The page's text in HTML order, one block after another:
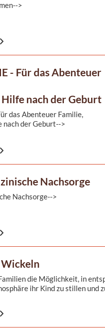
>
- Für das Abenteuer
nach der Geburt
das Abenteuer Familie,
nach der Geburt-->
Nachsorge
Nachsorge-->
oder ein ...
die Möglichkeit, in
ihr Kind zu stillen und